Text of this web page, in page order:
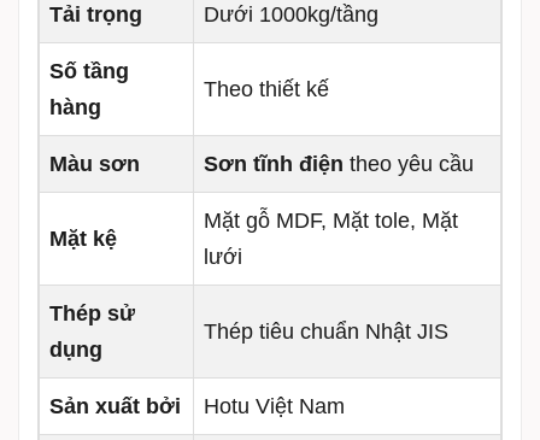
Tải trọng Dưới 1000kg/tầng
Số tầng
hàng
Theo thiết kế
Màu sơn Sơn tĩnh điện theo yêu cầu
Mặt kệ
Mặt gỗ MDF, Mặt tole, Mặt
lưới
Thép sử
dụng
Thép tiêu chuẩn Nhật JIS
Sản xuất bởi Hotu Việt Nam